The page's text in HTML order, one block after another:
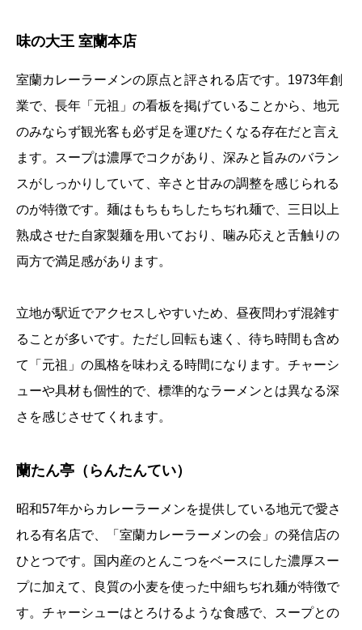
味の大王 室蘭本店
室蘭カレーラーメンの原点と評される店です。1973年創
業で、長年「元祖」の看板を掲げていることから、地元
のみならず観光客も必ず足を運びたくなる存在だと言え
ます。スープは濃厚でコクがあり、深みと旨みのバラン
スがしっかりしていて、辛さと甘みの調整を感じられる
のが特徴です。麺はもちもちしたちぢれ麺で、三日以上
熟成させた自家製麺を用いており、噛み応えと舌触りの
両方で満足感があります。
立地が駅近でアクセスしやすいため、昼夜問わず混雑す
ることが多いです。ただし回転も速く、待ち時間も含め
て「元祖」の風格を味わえる時間になります。チャーシ
ューや具材も個性的で、標準的なラーメンとは異なる深
さを感じさせてくれます。
蘭たん亭（らんたんてい）
昭和57年からカレーラーメンを提供している地元で愛さ
れる有名店で、「室蘭カレーラーメンの会」の発信店の
ひとつです。国内産のとんこつをベースにした濃厚スー
プに加えて、良質の小麦を使った中細ちぢれ麺が特徴で
す。チャーシューはとろけるような食感で、スープとの